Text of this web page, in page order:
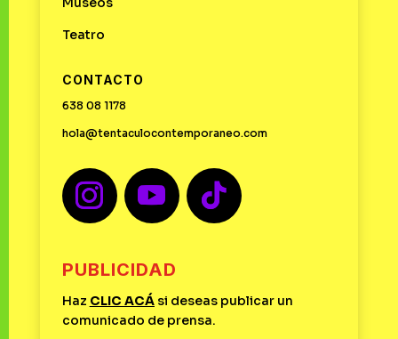
Teatro
CONTACTO
638 08 1178
hola@tentaculocontemporaneo.com
PUBLICIDAD
Haz CLIC ACÁsi deseas publicar un
comunicado de prensa.